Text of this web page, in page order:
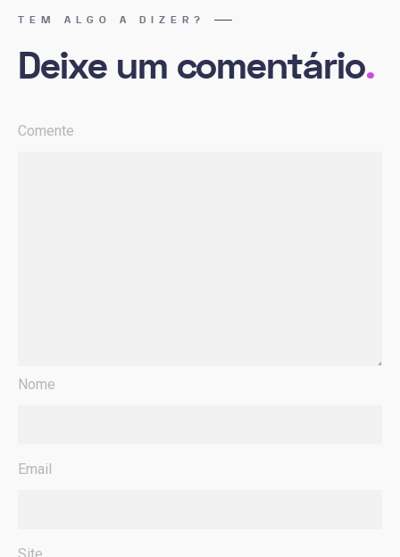
TEM ALGO A DIZER?
Deixe um comentário.
Comente
Nome
Email